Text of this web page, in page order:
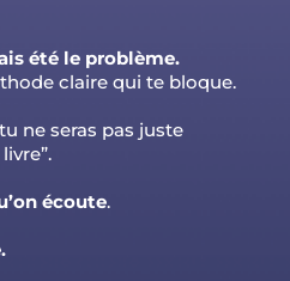
été le problème.
claire qui te bloque.
ne seras pas juste
écoute.